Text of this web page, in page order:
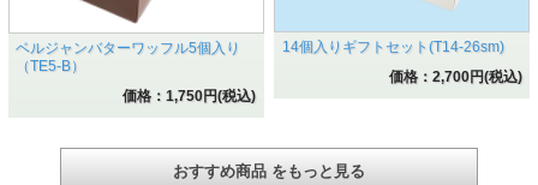
ベルジャンバターワッフル5個入り
（TE5-B）
価格：1,750円(税込)
14個入りギフトセット(T14-26sm)
価格：2,700円(税込)
おすすめ商品 をもっと見る